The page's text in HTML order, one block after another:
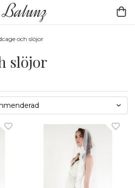
och slöjor
slöjor